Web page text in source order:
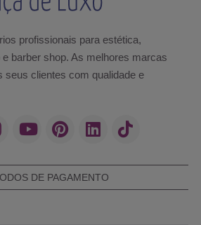
profissionais para estética,
barber shop. As melhores marcas
seus clientes com qualidade e
DE PAGAMENTO